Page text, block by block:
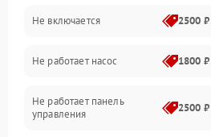
Нагрев
Вода
Гигиена
Не включается 2500 ₽
Не работает насос 1800 ₽
Не работает панель
управления
2500 ₽